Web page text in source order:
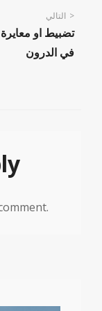
التالي
تضبيط او
في الدرون